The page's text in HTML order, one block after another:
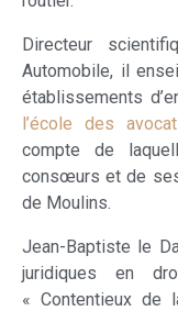
Directeur
Automobile, il
établissements
l’école des
compte de
consœurs et de
de Moulins.
Jean-Baptiste le
juridiques en
« Contentieux de